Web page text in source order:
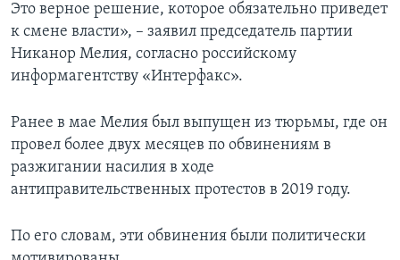
Это верное решение, которое обязательно приведет
к смене власти», – заявил председатель партии
Никанор Мелия, согласно российскому
информагентству «Интерфакс».
Ранее в мае Мелия был выпущен из тюрьмы, где он
провел более двух месяцев по обвинениям в
разжигании насилия в ходе
антиправительственных протестов в 2019 году.
По его словам, эти обвинения были политически